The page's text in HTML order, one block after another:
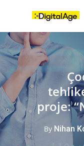
content
proje:
By Nihan